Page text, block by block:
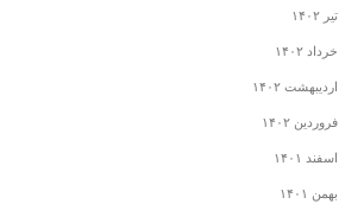
تیر ۱۴۰۲
خرداد ۱۴۰۲
اردیبهشت ۱۴۰۲
فروردین ۱۴۰۲
اسفند ۱۴۰۱
بهمن ۱۴۰۱